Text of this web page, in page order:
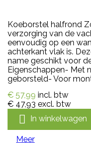
Koeborstel halfrond
verzorging van de
eenvoudig op een
achterkant vlak is.
name geschikt voor
Eigenschappen- Met
geborsteld- Voor
€ 57,99 incl. btw
€ 47,93 excl. btw
 In winkelwagen
Meer